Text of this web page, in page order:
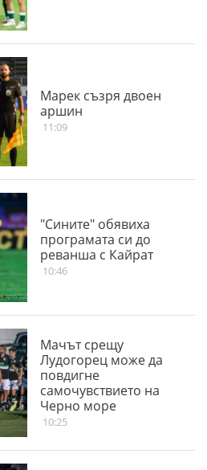
Марек съзря двоен
аршин
11:09
"Сините" обявиха
програмата си до
реванша с Кайрат
10:46
Мачът срещу
Лудогорец може да
повдигне
самочувствието на
Черно море
10:25